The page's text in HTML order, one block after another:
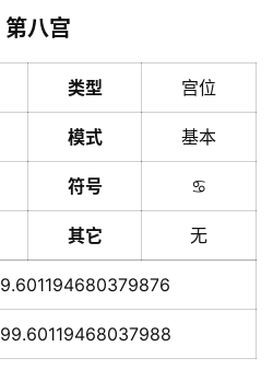
第八宫
类型 宫位
模式 基本
符号 ♋️
其它 无
9.601194680379876
99.60119468037988